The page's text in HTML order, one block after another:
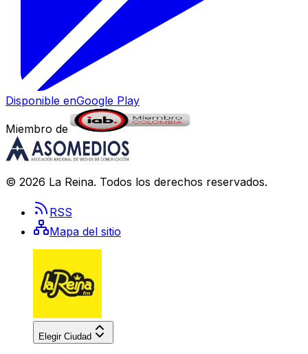
Disponible enGoogle Play
Miembro de
© 2026 La Reina. Todos los derechos reservados.
RSS
Mapa del sitio
Elegir Ciudad